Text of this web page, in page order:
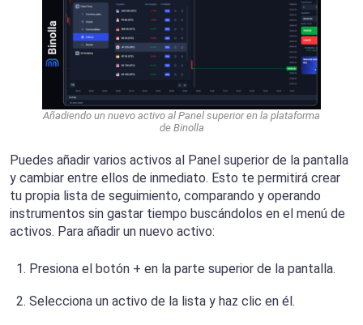
Añadiendo un nuevo activo al Panel superior en la plataforma
de Binolla
Puedes añadir varios activos al Panel superior de la pantalla
y cambiar entre ellos de inmediato. Esto te permitirá crear
tu propia lista de seguimiento, comparando y operando
instrumentos sin gastar tiempo buscándolos en el menú de
activos. Para añadir un nuevo activo:
Presiona el botón + en la parte superior de la pantalla.
Selecciona un activo de la lista y haz clic en él.